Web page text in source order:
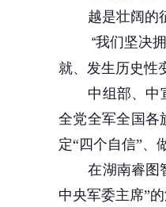
越是壮阔的
“我们坚决
就、发生历史性
中组部、中
全党全军全国各
定“四个自信”、
在湖南睿图
中央军委主席”